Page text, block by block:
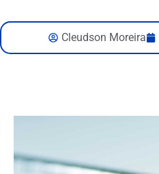
Cleudson Moreira